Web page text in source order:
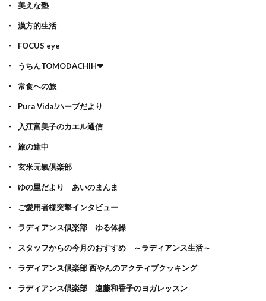
美えな塾
漢方的生活
FOCUS eye
うちんTOMODACHIH❤
常食への旅
Pura Vida!ハーブだより
入江富美子のカエル通信
旅の途中
玄米元氣倶楽部
ゆの里だより あいのまんま
ご愛用者様突撃インタビュー
ラディアンス倶楽部 ゆる体操
スタッフからの今月のおすすめ ～ラディアンス生活～
ラディアンス倶楽部 西やんのアクティブクッキング
ラディアンス倶楽部 遠藤和香子のヨガレッスン